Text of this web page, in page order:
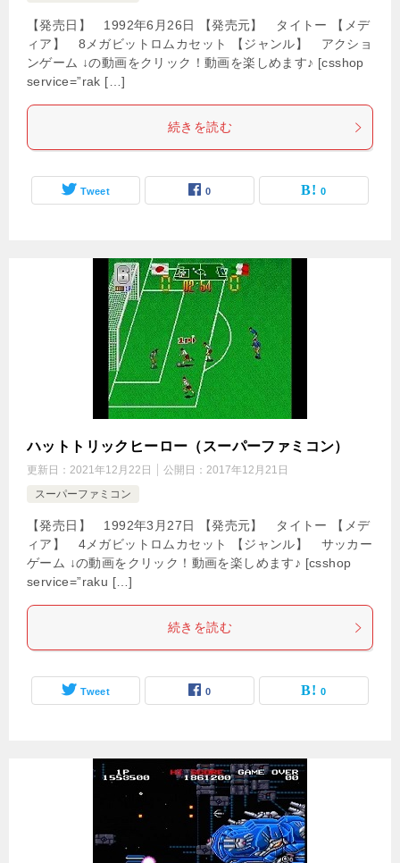
【発売日】 1992年6月26日 【発売元】 タイトー 【メデ
ィア】 8メガビットロムカセット 【ジャンル】 アクショ
ンゲーム ↓の動画をクリック！動画を楽しめます♪ [csshop
service=”rak […]
続きを読む
Tweet 0 0
ハットトリックヒーロー（スーパーファミコン）
更新日： 2021年12月22日 公開日： 2017年12月21日
スーパーファミコン
【発売日】 1992年3月27日 【発売元】 タイトー 【メデ
ィア】 4メガビットロムカセット 【ジャンル】 サッカー
ゲーム ↓の動画をクリック！動画を楽しめます♪ [csshop
service=”raku […]
続きを読む
Tweet 0 0